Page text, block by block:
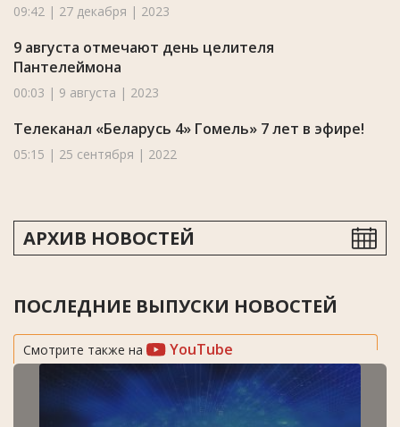
09:42 | 27 декабря | 2023
9 августа отмечают день целителя
Пантелеймона
00:03 | 9 августа | 2023
Телеканал «Беларусь 4» Гомель» 7 лет в эфире!
05:15 | 25 сентября | 2022
АРХИВ НОВОСТЕЙ
ПОСЛЕДНИЕ ВЫПУСКИ НОВОСТЕЙ
Смотрите также на YouTube